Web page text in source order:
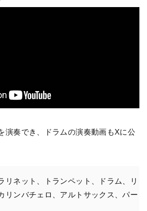
演奏でき、ドラムの演奏動画もXに公
リネット、トランペット、ドラム、リ
リンバチェロ、アルトサックス、パー